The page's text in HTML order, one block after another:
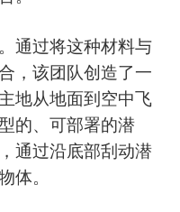
通过将这种材料与
，该团队创造了一
地从地面到空中飞
的、可部署的潜
通过沿底部刮动潜
体。